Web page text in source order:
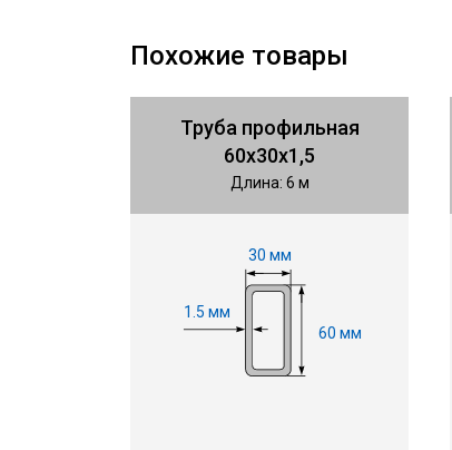
Похожие товары
Труба профильная
60х30х1,5
Длина: 6 м
1.5 мм
60 мм
30 мм